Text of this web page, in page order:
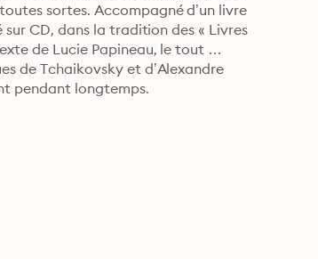
sortes. Accompagné d’un livre
CD, dans la tradition des « Livres
de Lucie Papineau, le tout
de Tchaikovsky et d’Alexandre
pendant longtemps.